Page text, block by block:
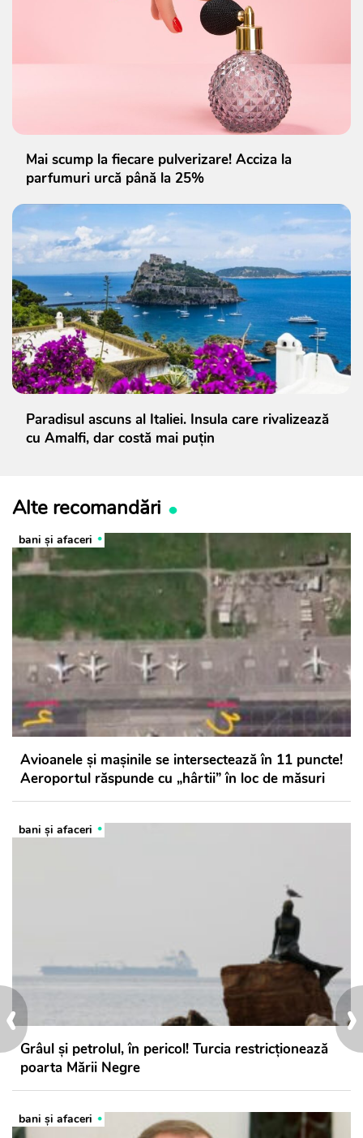
›
‹
Mai scump la fiecare pulverizare! Acciza la
parfumuri urcă până la 25%
Paradisul ascuns al Italiei. Insula care rivalizează
cu Amalfi, dar costă mai puțin
Alte recomandări
bani și afaceri
Avioanele și mașinile se intersectează în 11 puncte!
Aeroportul răspunde cu „hârtii” în loc de măsuri
bani și afaceri
Grâul și petrolul, în pericol! Turcia restricționează
poarta Mării Negre
bani și afaceri